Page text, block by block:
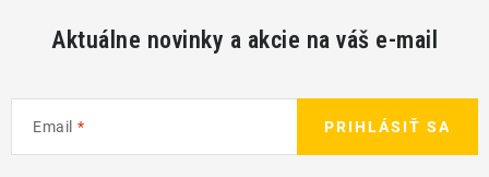
Aktuálne novinky a akcie na váš e-mail
Email PRIHLÁSIŤ SA